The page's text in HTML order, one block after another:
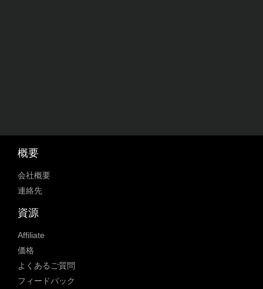
概要
会社概要
連絡先
資源
Affiliate
価格
よくあるご質問
フィードバック